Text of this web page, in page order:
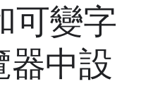
可變字
器中設